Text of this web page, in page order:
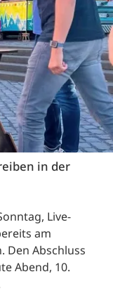
in der
Live-
am
Den Abschluss
Abend, 10.